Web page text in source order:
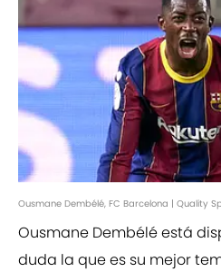
Ousmane Dembélé, FC Barcelona | Quality
Ousmane Dembélé está
duda la que es su mejor